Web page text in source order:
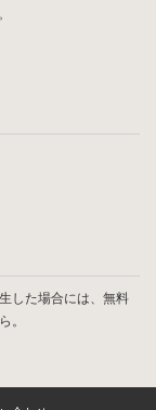
した場合には、無料
。